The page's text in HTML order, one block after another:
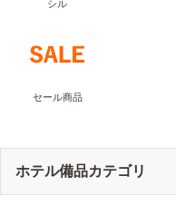
シル
セール商品
ホテル備品カテゴリ